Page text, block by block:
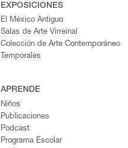
EXPOSICIONES
El México Antiguo
Salas de Arte Virreinal
Colección de Arte Contemporáneo
Temporales
APRENDE
Niños
Publicaciones
Podcast
Programa Escolar